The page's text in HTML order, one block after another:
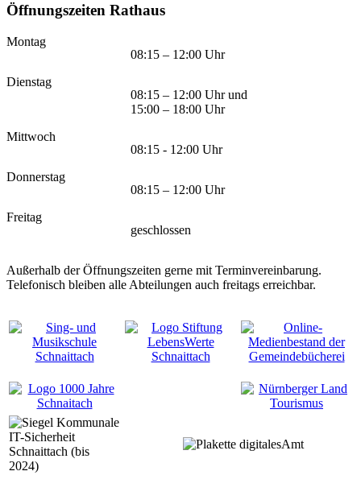
Öffnungszeiten Rathaus
Montag
08:15 – 12:00 Uhr
Dienstag
08:15 – 12:00 Uhr und
15:00 – 18:00 Uhr
Mittwoch
08:15 - 12:00 Uhr
Donnerstag
08:15 – 12:00 Uhr
Freitag
geschlossen
Außerhalb der Öffnungszeiten gerne mit Terminvereinbarung.
Telefonisch bleiben alle Abteilungen auch freitags erreichbar.